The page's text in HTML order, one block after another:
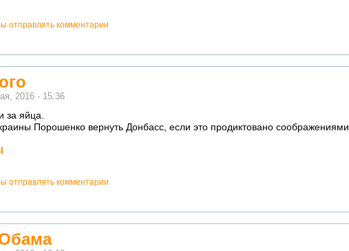
отправлять комментарии
2016 - 15:36
за яйца.
Порошенко вернуть Донбасс, если это продиктовано соображениями
отправлять комментарии